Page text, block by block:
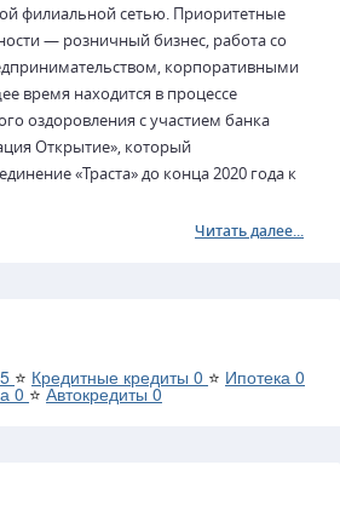
филиальной сетью. Приоритетные
— розничный бизнес, работа со
корпоративными
время находится в процессе
оздоровления с участием банка
Открытие», который
«Траста» до конца 2020 года к
Читать далее...
5 ⭐ Кредитные кредиты 0 ⭐ Ипотека 0
0 ⭐Автокредиты 0